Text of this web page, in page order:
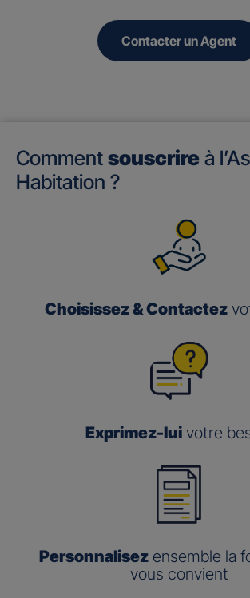
Contacter un Agent
Comment souscrire à
Habitation ?
Choisissez & Contactez
Exprimez-luivotre
Personnalisez ensemble la
vous convient